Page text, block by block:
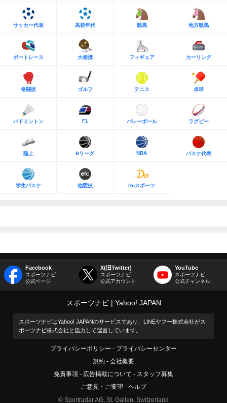
サッカー代表 高校年代 競馬 地方競馬
ボートレース 大相撲 フィギュア カーリング
格闘技 ゴルフ テニス 卓球
バドミントン F1 バレーボール ラグビー
陸上 Bリーグ NBA バスケ代表
学生バスケ 他競技 Doスポーツ
Facebook
スポーツナビ
公式ページ
X(旧Twitter)
スポーツナビ
公式アカウント
YouTube
スポーツナビ
公式チャンネル
スポーツナビ Yahoo! JAPAN
スポーツナビはYahoo! JAPANのサービスであり、LINEヤフー株式会社がス
ポーツナビ株式会社と協力して運営しています。
プライバシーポリシー
プライバシーセンター
規約
会社概要
免責事項
広告掲載について
スタッフ募集
ご意見・ご要望
ヘルプ
© Sportradar AG, St. Gallen, Switzerland